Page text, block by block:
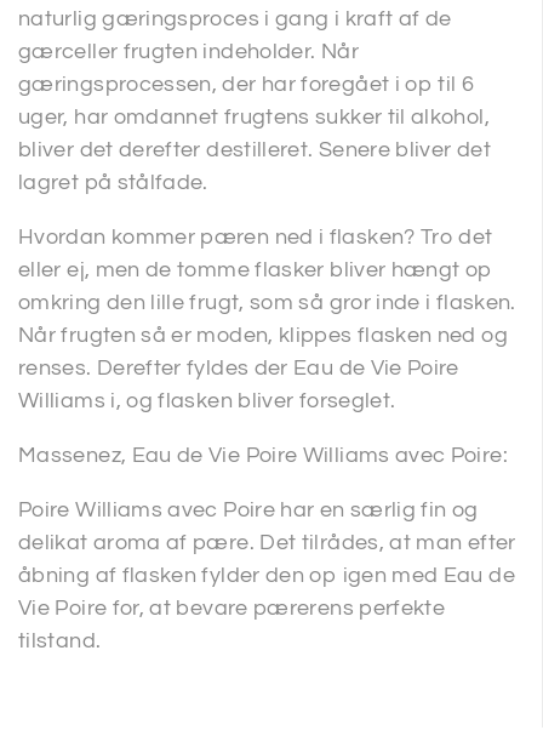
naturlig gæringsproces i gang i kraft af de
gærceller frugten indeholder. Når
gæringsprocessen, der har foregået i op til 6
uger, har omdannet frugtens sukker til alkohol,
bliver det derefter destilleret. Senere bliver det
lagret på stålfade.
Hvordan kommer pæren ned i flasken? Tro det
eller ej, men de tomme flasker bliver hængt op
omkring den lille frugt, som så gror inde i flasken.
Når frugten så er moden, klippes flasken ned og
renses. Derefter fyldes der Eau de Vie Poire
Williams i, og flasken bliver forseglet.
Massenez, Eau de Vie Poire Williams avec Poire:
Poire Williams avec Poire har en særlig fin og
delikat aroma af pære. Det tilrådes, at man efter
åbning af flasken fylder den op igen med Eau de
Vie Poire for, at bevare pærerens perfekte
tilstand.